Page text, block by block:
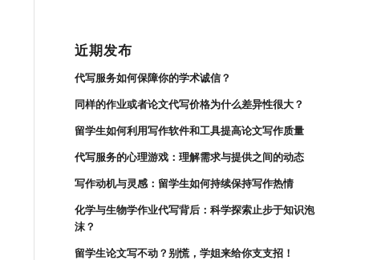
近期发布
代写服务如何保障你的学术诚信？
同样的作业或者论文代写价格为什么差异性很大？
留学生如何利用写作软件和工具提高论文写作质量
代写服务的心理游戏：理解需求与提供之间的动态
写作动机与灵感：留学生如何持续保持写作热情
化学与生物学作业代写背后：科学探索止步于知识泡
沫？
留学生论文写不动？别慌，学姐来给你支支招！